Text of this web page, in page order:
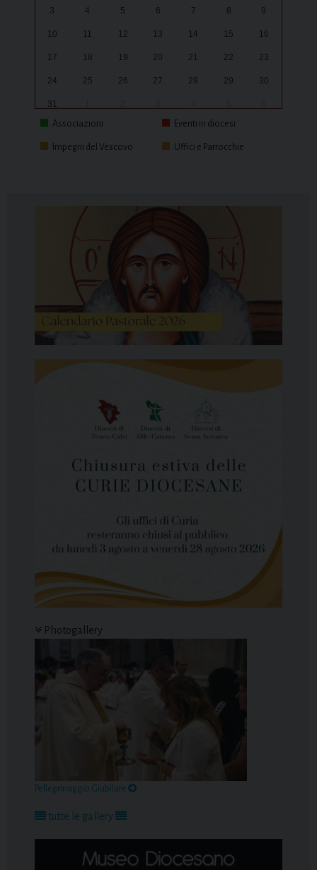
3 4 5 6 7 8 9
10 11 12 13 14 15 16
17 18 19 20 21 22 23
24 25 26 27 28 29 30
31
Associazioni
Eventi in diocesi
Impegni del Vescovo Uffici e Parrocchie
Photogallery
Pellegrinaggio Giubilare
tutte le gallery